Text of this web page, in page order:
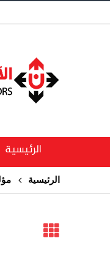
الرئيسية
الرئيسية